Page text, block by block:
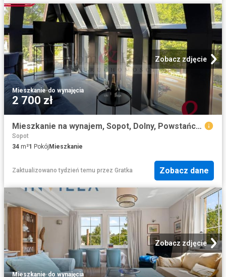
Zobacz zdjęcie
Mieszkanie·do wynajęcia
2 700 zł
Mieszkanie na wynajem, Sopot, Dolny, Powstańców Warszawy
Sopot
34 m²1 Pokój Mieszkanie
Zaktualizowano tydzień temu przez Gratka Zobacz dane
Zobacz zdjęcie
Mieszkanie·do wynajęcia